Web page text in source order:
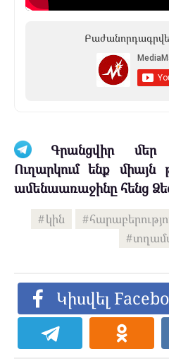
Գրանցվիր
Ուղարկում ենք
ամենաառաջինը հենց
կին
Կիսվել